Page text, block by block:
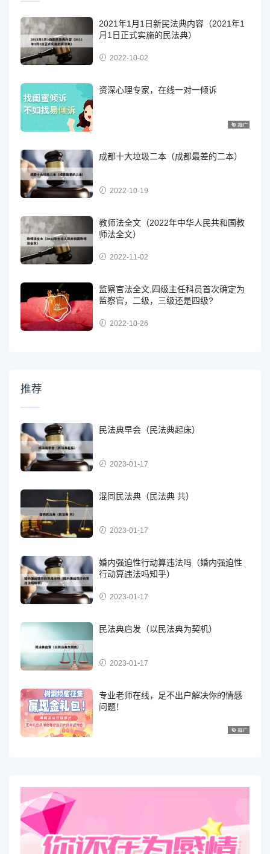
2021年1月1日新民法典内容（2021年1
月1日正式实施的民法典）
2022-10-02
资深心理专家，在线一对一倾诉
成都十大垃圾二本（成都最差的二本）
2022-10-19
教师法全文（2022年中华人民共和国教
师法全文）
2022-11-02
监察官法全文,四级主任科员首次确定为
监察官，二级，三级还是四级?
2022-10-26
推荐
民法典早会（民法典起床）
2023-01-17
混同民法典（民法典 共）
2023-01-17
婚内强迫性行动算违法吗（婚内强迫性
行动算违法吗知乎）
2023-01-17
民法典启发（以民法典为契机）
2023-01-17
专业老师在线，足不出户解决你的情感
问题！